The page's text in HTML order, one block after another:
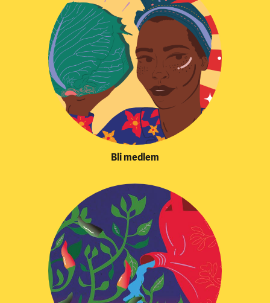
Bli medlem